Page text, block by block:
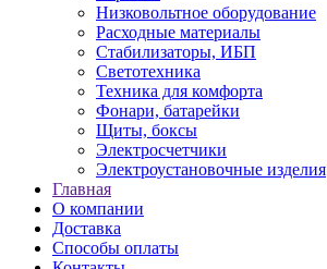
Низковольтное оборудование
Расходные материалы
Стабилизаторы, ИБП
Светотехника
Техника для комфорта
Фонари, батарейки
Щиты, боксы
Электросчетчики
Электроустановочные изделия
Главная
О компании
Доставка
Способы оплаты